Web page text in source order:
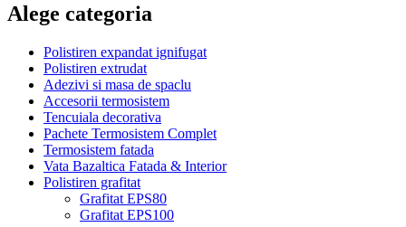
fost:
Alege categoria
Polistiren expandat ignifugat
Polistiren extrudat
Adezivi si masa de spaclu
Accesorii termosistem
Tencuiala decorativa
Pachete Termosistem Complet
Termosistem fatada
Vata Bazaltica Fatada & Interior
Polistiren grafitat
Grafitat EPS80
Grafitat EPS100